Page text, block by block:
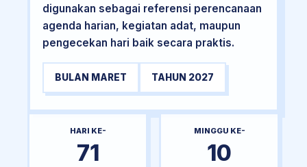
digunakan sebagai referensi perencanaan
agenda harian, kegiatan adat, maupun
pengecekan hari baik secara praktis.
BULAN MARET TAHUN 2027
HARI KE-
71
MINGGU KE-
10